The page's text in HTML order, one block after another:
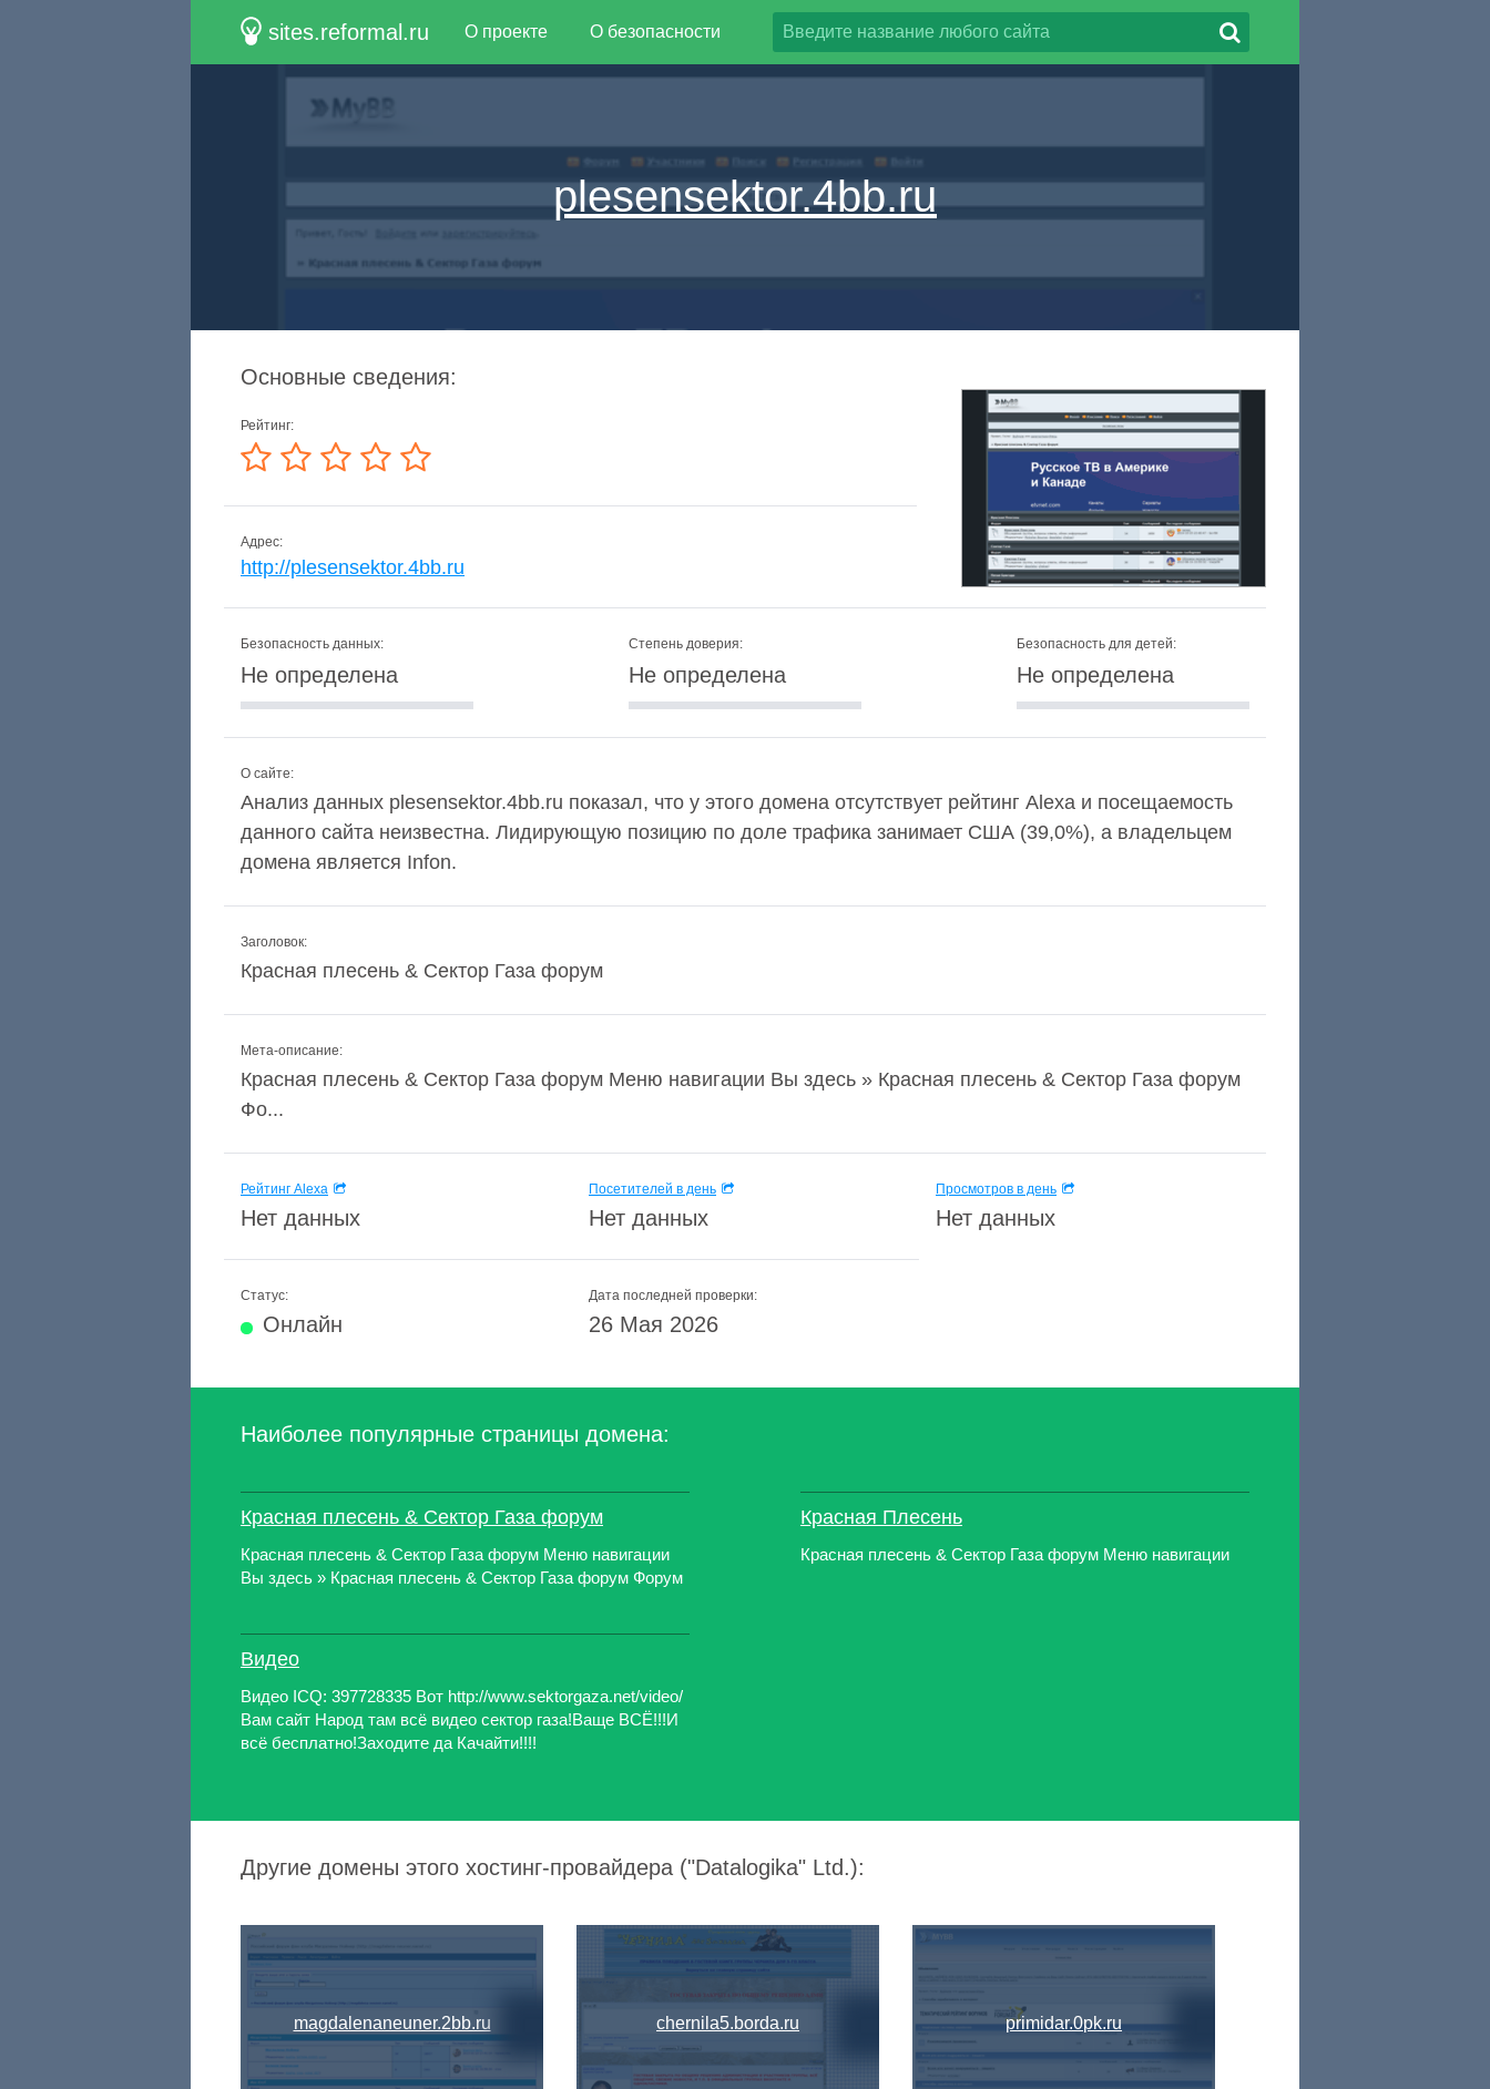
sites.reformal.ru О проекте О безопасности
plesensektor.4bb.ru
Основные сведения:
Рейтинг:
Адрес:
http://plesensektor.4bb.ru
Безопасность данных:
Не определена
Степень доверия:
Не определена
Безопасность для детей:
Не определена
О сайте:
Анализ данных plesensektor.4bb.ru показал, что у этого домена отсутствует рейтинг Alexa и посещаемость
данного сайта неизвестна. Лидирующую позицию по доле трафика занимает США (39,0%), а владельцем
домена является Infon.
Заголовок:
Красная плесень & Сектор Газа форум
Мета-описание:
Красная плесень & Сектор Газа форум Меню навигации Вы здесь » Красная плесень & Сектор Газа форум
Фо...
Рейтинг Alexa
Нет данных
Посетителей в день
Нет данных
Просмотров в день
Нет данных
Статус:
Онлайн
Дата последней проверки:
26 Мая 2026
Наиболее популярные страницы домена:
Красная плесень & Сектор Газа форум
Красная плесень & Сектор Газа форум Меню навигации
Вы здесь » Красная плесень & Сектор Газа форум Форум
Видео
Видео ICQ: 397728335 Вот http://www.sektorgaza.net/video/
Вам сайт Народ там всё видео сектор газа!Ваще ВСЁ!!!И
всё бесплатно!Заходите да Качайти!!!!
Красная Плесень
Красная плесень & Сектор Газа форум Меню навигации
Другие домены этого хостинг-провайдера ("Datalogika" Ltd.):
magdalenaneuner.2bb.ru chernila5.borda.ru primidar.0pk.ru